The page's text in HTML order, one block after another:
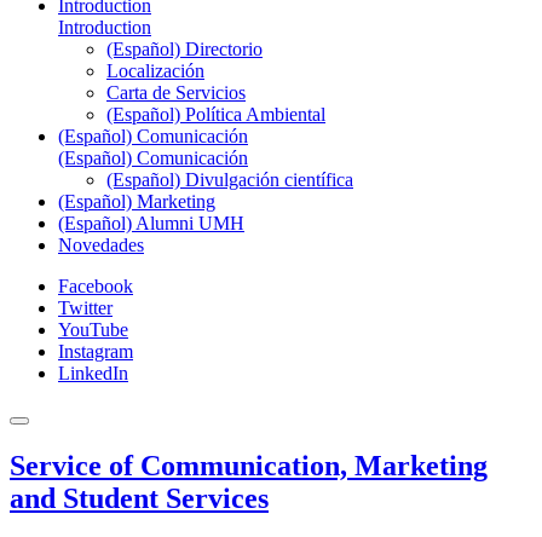
Introduction
Introduction
(Español) Directorio
Localización
Carta de Servicios
(Español) Política Ambiental
(Español) Comunicación
(Español) Comunicación
(Español) Divulgación científica
(Español) Marketing
(Español) Alumni UMH
Novedades
Facebook
Twitter
YouTube
Instagram
LinkedIn
Service of Communication, Marketing
and Student Services